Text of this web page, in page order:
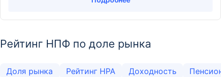
Рейтинг НПФ по доле рынка
Доля рынка Рейтинг НРА Доходность